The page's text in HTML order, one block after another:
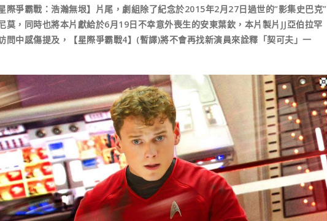
爭霸戰：浩瀚無垠】片尾，劇組除了紀念於2015年2月27日過世的“影集史巴克”
莫，同時也將本片獻給於6月19日不幸意外喪生的安東葉欽，本片製片JJ亞伯拉罕
問中感傷提及，【星際爭霸戰4】(暫譯)將不會再找新演員來詮釋「契可夫」一